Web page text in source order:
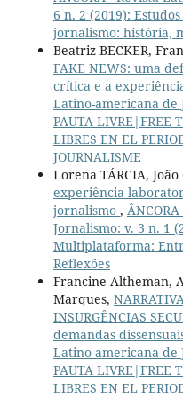
6 n. 2 (2019):
jornalismo: história,
Beatriz BECKER,
FAKE NEWS: uma
crítica e a
Latino-americana de
PAUTA LIVRE|FREE
LIBRES EN EL
JOURNALISME
Lorena TÁRCIA, João
experiência
jornalismo ,
Jornalismo: v. 3 n. 1
Multiplataforma:
Reflexões
Francine Altheman,
Marques,
INSURGÊNCIAS
demandas
Latino-americana de
PAUTA LIVRE|FREE
LIBRES EN EL